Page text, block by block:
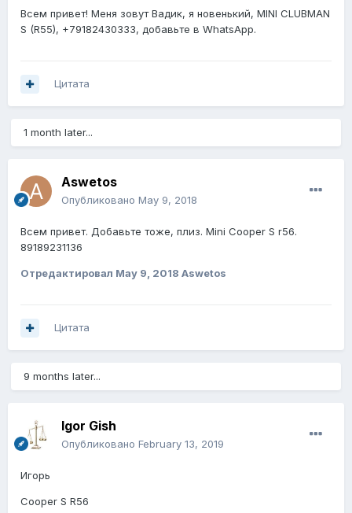
Всем привет! Меня зовут Вадик, я новенький, MINI CLUBMAN
S (R55), +79182430333, добавьте в WhatsApp.
Цитата
1 month later...
Aswetos
Опубликовано May 9, 2018
Всем привет. Добавьте тоже, плиз. Mini Cooper S r56.
89189231136
Отредактировал May 9, 2018 Aswetos
Цитата
9 months later...
Igor Gish
Опубликовано February 13, 2019
Игорь
Cooper S R56